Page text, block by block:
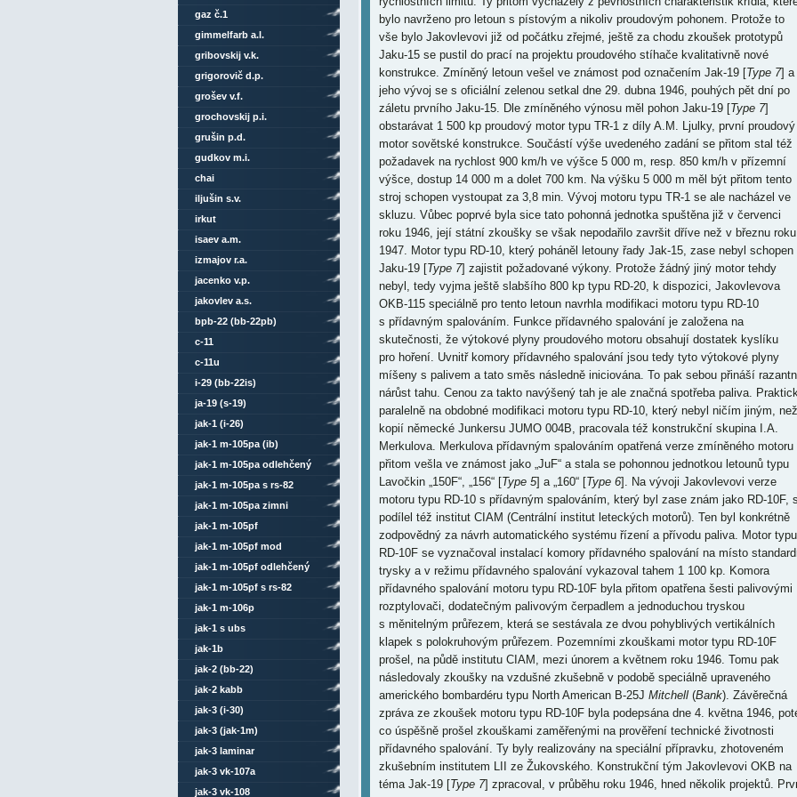
bylo navrženo pro letoun s pístovým a nikoliv proudovým pohonem. Protože to
vše bylo Jakovlevovi již od počátku zřejmé, ještě za chodu zkoušek prototypů
Jaku-15 se pustil do prací na projektu proudového stíhače kvalitativně nové
konstrukce. Zmíněný letoun vešel ve známost pod označením Jak-19 [Type 7] a
jeho vývoj se s oficiální zelenou setkal dne 29. dubna 1946, pouhých pět dní po
záletu prvního Jaku-15. Dle zmíněného výnosu měl pohon Jaku-19 [Type 7]
obstarávat 1 500 kp proudový motor typu TR-1 z díly A.M. Ljulky, první proudový
motor sovětské konstrukce. Součástí výše uvedeného zadání se přitom stal též
požadavek na rychlost 900 km/h ve výšce 5 000 m, resp. 850 km/h v přízemní
výšce, dostup 14 000 m a dolet 700 km. Na výšku 5 000 m měl být přitom tento
stroj schopen vystoupat za 3,8 min. Vývoj motoru typu TR-1 se ale nacházel ve
skluzu. Vůbec poprvé byla sice tato pohonná jednotka spuštěna již v červenci
roku 1946, její státní zkoušky se však nepodařilo završit dříve než v březnu roku
1947. Motor typu RD-10, který poháněl letouny řady Jak-15, zase nebyl schopen
Jaku-19 [Type 7] zajistit požadované výkony. Protože žádný jiný motor tehdy
nebyl, tedy vyjma ještě slabšího 800 kp typu RD-20, k dispozici, Jakovlevova
OKB-115 speciálně pro tento letoun navrhla modifikaci motoru typu RD-10
s přídavným spalováním. Funkce přídavného spalování je založena na
skutečnosti, že výtokové plyny proudového motoru obsahují dostatek kyslíku
pro hoření. Uvnitř komory přídavného spalování jsou tedy tyto výtokové plyny
míšeny s palivem a tato směs následně iniciována. To pak sebou přináší
nárůst tahu. Cenou za takto navýšený tah je ale značná spotřeba paliva.
paralelně na obdobné modifikaci motoru typu RD-10, který nebyl ničím jiným, než
kopií německé Junkersu JUMO 004B, pracovala též konstrukční skupina I.A.
Merkulova. Merkulova přídavným spalováním opatřená verze zmíněného motoru
přitom vešla ve známost jako „JuF“ a stala se pohonnou jednotkou letounů typu
Lavočkin „150F“, „156“ [Type 5] a „160“ [Type 6]. Na vývoji Jakovlevovi verze
motoru typu RD-10 s přídavným spalováním, který byl zase znám jako RD-10F,
podílel též institut CIAM (Centrální institut leteckých motorů). Ten byl konkrétně
zodpovědný za návrh automatického systému řízení a přívodu paliva. Motor typu
RD-10F se vyznačoval instalací komory přídavného spalování na místo
trysky a v režimu přídavného spalování vykazoval tahem 1 100 kp. Komora
přídavného spalování motoru typu RD-10F byla přitom opatřena šesti palivovými
rozptylovači, dodatečným palivovým čerpadlem a jednoduchou tryskou
s měnitelným průřezem, která se sestávala ze dvou pohyblivých vertikálních
klapek s polokruhovým průřezem. Pozemními zkouškami motor typu RD-10F
prošel, na půdě institutu CIAM, mezi únorem a květnem roku 1946. Tomu pak
následovaly zkoušky na vzdušné zkušebně v podobě speciálně upraveného
amerického bombardéru typu North American B-25J Mitchell(Bank). Závěrečná
zpráva ze zkoušek motoru typu RD-10F byla podepsána dne 4. května 1946,
co úspěšně prošel zkouškami zaměřenými na prověření technické životnosti
přídavného spalování. Ty byly realizovány na speciální přípravku, zhotoveném
zkušebním institutem LII ze Žukovského. Konstrukční tým Jakovlevovi OKB na
téma Jak-19 [Type 7] zpracoval, v průběhu roku 1946, hned několik projektů.
gaz č.1
gimmelfarb a.l.
gribovskij v.k.
grigorovič d.p.
grošev v.f.
grochovskij p.i.
grušin p.d.
gudkov m.i.
chai
iljušin s.v.
irkut
isaev a.m.
izmajov r.a.
jacenko v.p.
jakovlev a.s.
bpb-22 (bb-22pb)
c-11
c-11u
i-29 (bb-22is)
ja-19 (s-19)
jak-1 (i-26)
jak-1 m-105pa (ib)
jak-1 m-105pa odlehčený
jak-1 m-105pa s rs-82
jak-1 m-105pa zimni
jak-1 m-105pf
jak-1 m-105pf mod
jak-1 m-105pf odlehčený
jak-1 m-105pf s rs-82
jak-1 m-106p
jak-1 s ubs
jak-1b
jak-2 (bb-22)
jak-2 kabb
jak-3 (i-30)
jak-3 (jak-1m)
jak-3 laminar
jak-3 vk-107a
jak-3 vk-108